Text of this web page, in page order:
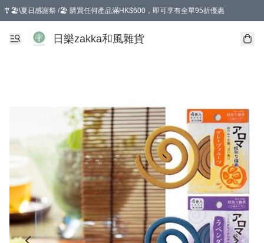
🎐🏖️\夏日感謝祭 /🏖️ 購買任何產品滿HK$600，即可享有全單95折優惠
選擇GoGoX住宅/工商地址配送，單一訂單消費購物滿HK$680(折扣後），可享有
日樂zakka和風雜貨